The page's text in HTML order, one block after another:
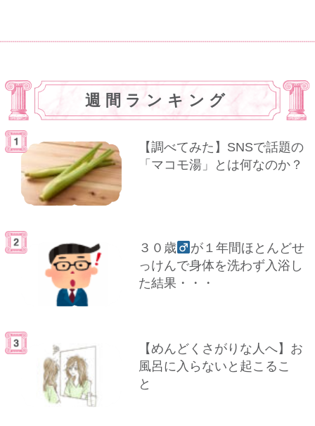
週間ランキング
【調べてみた】SNSで話題の
「マコモ湯」とは何なのか？
３０歳
が１年間ほとんどせ
っけんで身体を洗わず入浴し
た結果・・・
【めんどくさがりな人へ】お
風呂に入らないと起こるこ
と